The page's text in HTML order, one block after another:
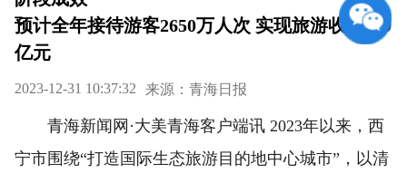
预计全年接待游客2650万人次 实现旅游收入269
亿元
2023-12-31 10:37:32 来源：青海日报
青海新闻网·大美青海客户端讯 2023年以来，西
宁市围绕“打造国际生态旅游目的地中心城市”，以清